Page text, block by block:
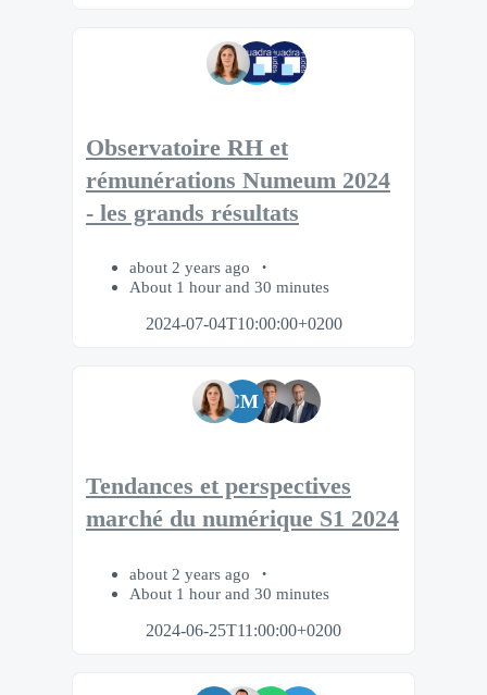
Observatoire RH et
rémunérations Numeum 2024
- les grands résultats
about 2 years ago
About 1 hour and 30 minutes
2024-07-04T10:00:00+0200
CM
Tendances et perspectives
marché du numérique S1 2024
about 2 years ago
About 1 hour and 30 minutes
2024-06-25T11:00:00+0200